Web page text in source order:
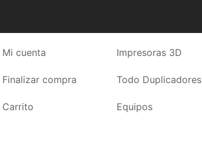
Mi cuenta
Finalizar compra
Carrito
Impresoras 3D
Todo Duplicadores
Equipos